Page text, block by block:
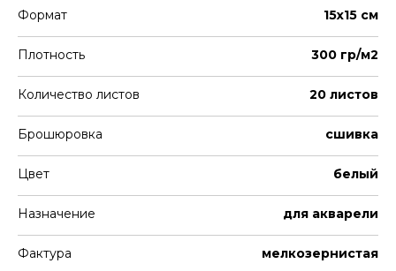
Формат 15х15 см
Плотность 300 гр/м2
Количество листов 20 листов
Брошюровка сшивка
Цвет белый
Назначение для акварели
Фактура мелкозернистая